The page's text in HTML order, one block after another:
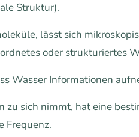
Struktur).
lässt sich
oder strukturiertes
Wasser Informationen
zu sich nimmt, hat eine
Frequenz.